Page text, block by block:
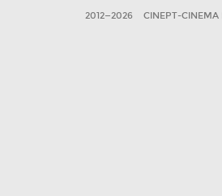
2012—2026 CINEPT-CINEMA